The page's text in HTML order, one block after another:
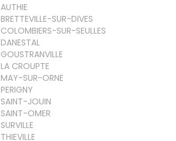
AUTHIE
BRETTEVILLE-SUR-DIVES
COLOMBIERS-SUR-SEULLES
DANESTAL
GOUSTRANVILLE
LA CROUPTE
MAY-SUR-ORNE
PERIGNY
SAINT-JOUIN
SAINT-OMER
SURVILLE
THIEVILLE